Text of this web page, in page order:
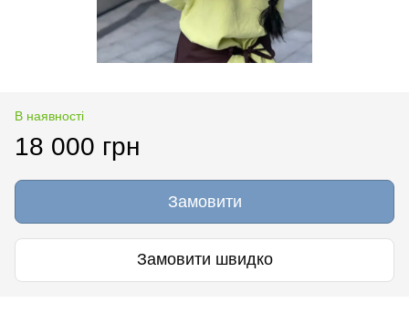
В наявності
18 000 грн
Замовити
Замовити швидко